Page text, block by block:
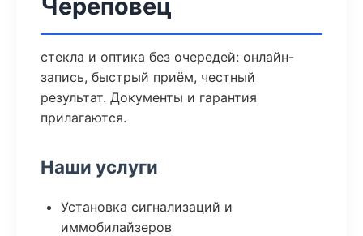
Череповец
стекла и оптика без очередей: онлайн-
запись, быстрый приём, честный
результат. Документы и гарантия
прилагаются.
Наши услуги
Установка сигнализаций и
иммобилайзеров